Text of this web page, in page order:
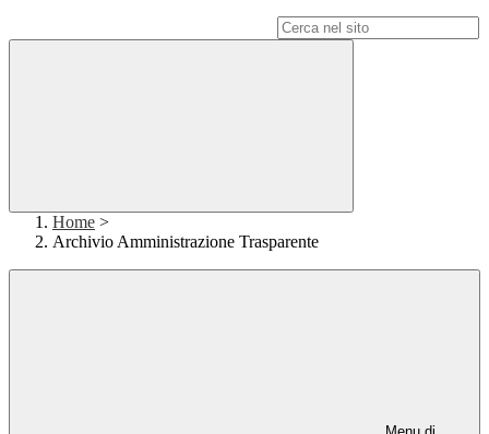
Home >
Archivio Amministrazione Trasparente